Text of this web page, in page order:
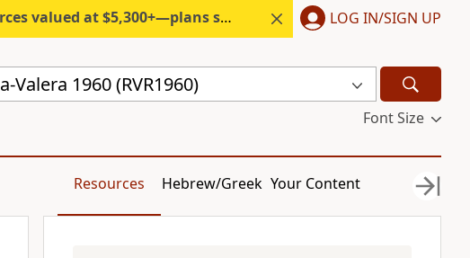
at $5,300+—plans start under $6/month. LOG IN/SIGN UP
Valera 1960 (RVR1960)
Font Size
Resources Hebrew/Greek Your Content